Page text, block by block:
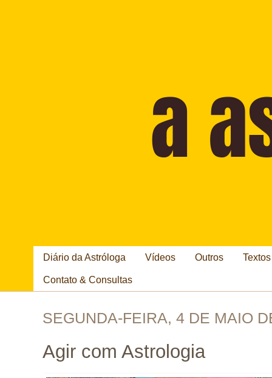
Diário da Astróloga Vídeos Outros
Contato & Consultas
SEGUNDA-FEIRA, 4 DE MAIO
Agir com Astrologia